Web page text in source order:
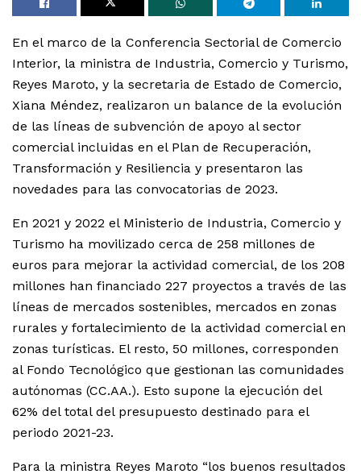
En el marco de la Conferencia Sectorial de Comercio
Interior, la ministra de Industria, Comercio y Turismo,
Reyes Maroto, y la secretaria de Estado de Comercio,
Xiana Méndez, realizaron un balance de la evolución
de las líneas de subvención de apoyo al sector
comercial incluidas en el Plan de Recuperación,
Transformación y Resiliencia y presentaron las
novedades para las convocatorias de 2023.
En 2021 y 2022 el Ministerio de Industria, Comercio y
Turismo ha movilizado cerca de 258 millones de
euros para mejorar la actividad comercial, de los 208
millones han financiado 227 proyectos a través de las
líneas de mercados sostenibles, mercados en zonas
rurales y fortalecimiento de la actividad comercial en
zonas turísticas. El resto, 50 millones, corresponden
al Fondo Tecnológico que gestionan las comunidades
autónomas (CC.AA.). Esto supone la ejecución del
62% del total del presupuesto destinado para el
periodo 2021-23.
Para la ministra Reyes Maroto “los buenos resultados